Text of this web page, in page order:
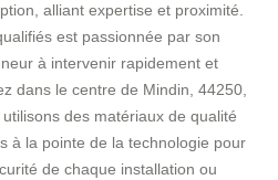
alliant expertise et proximité.
est passionnée par son
à intervenir rapidement et
dans le centre de Mindin, 44250,
des matériaux de qualité
à la pointe de la technologie pour
de chaque installation ou